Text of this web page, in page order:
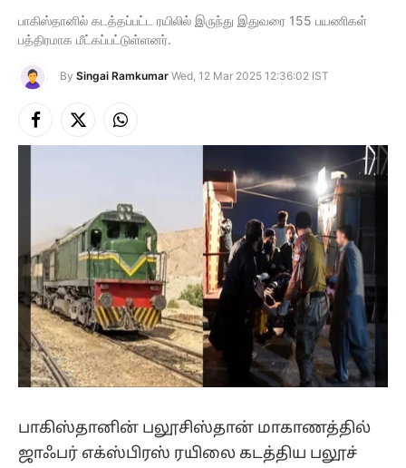
பாகிஸ்தானில் கடத்தப்பட்ட ரயிலில் இருந்து இதுவரை 155 பயணிகள்
பத்திரமாக மீட்கப்பட்டுள்ளனர்.
By Singai Ramkumar Wed, 12 Mar 2025 12:36:02 IST
Facebook
X
(Twitter)
Instagram
பாகிஸ்தானின் பலூசிஸ்தான் மாகாணத்தில்
ஜாஃபர் எக்ஸ்பிரஸ் ரயிலை கடத்திய பலூச்